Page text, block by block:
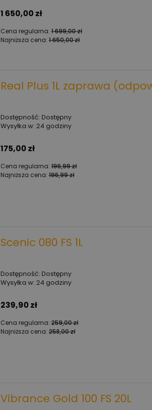
1 650,00 zł
Cena regularna:1 699,00 zł
Najniższa cena:1 650,00 zł
Real Plus 1L zaprawa
Dostępność: Dostępny
Wysyłka w: 24 godziny
175,00 zł
Cena regularna:196,99 zł
Najniższa cena:196,99 zł
Scenic 080 FS 1L
Dostępność: Dostępny
Wysyłka w: 24 godziny
239,90 zł
Cena regularna:259,00 zł
Najniższa cena:258,00 zł
Vibrance Gold 100 FS 20L